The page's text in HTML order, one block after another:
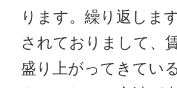
ります。繰り返しま
されておりまして、
盛り上がってきてい